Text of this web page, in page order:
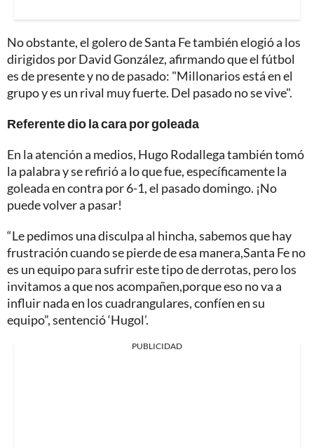
No obstante, el golero de Santa Fe también elogió a los
dirigidos por David González, afirmando que el fútbol
es de presente y no de pasado: "Millonarios está en el
grupo y es un rival muy fuerte. Del pasado no se vive".
Referente dio la cara por goleada
En la atención a medios, Hugo Rodallega también tomó
la palabra y se refirió a lo que fue, específicamente la
goleada en contra por 6-1, el pasado domingo. ¡No
puede volver a pasar!
“Le pedimos una disculpa al hincha, sabemos que hay
frustración cuando se pierde de esa manera,Santa Fe no
es un equipo para sufrir este tipo de derrotas, pero los
invitamos a que nos acompañen,porque eso no va a
influir nada en los cuadrangulares, confíen en su
equipo”, sentenció ‘Hugol’.
PUBLICIDAD